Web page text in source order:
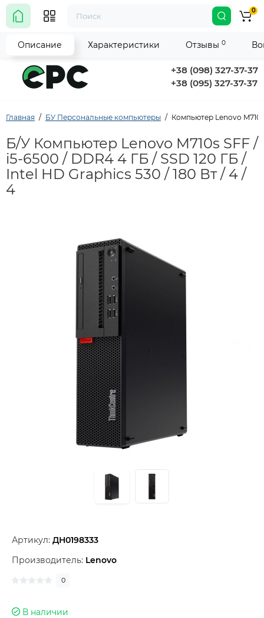
+38 (098) 327-37-37
+38 (095) 327-37-37
0
Главная БУ Персональные компьютеры Компьютер Lenovo
Б/У Компьютер Lenovo M710s SFF /
i5-6500 / DDR4 4 ГБ / SSD 120 ГБ /
Intel HD Graphics 530 / 180 Вт / 4 /
4
Артикул: ДН0198333
Производитель: Lenovo
0
В наличии
Описание Характеристики Отзывы 0